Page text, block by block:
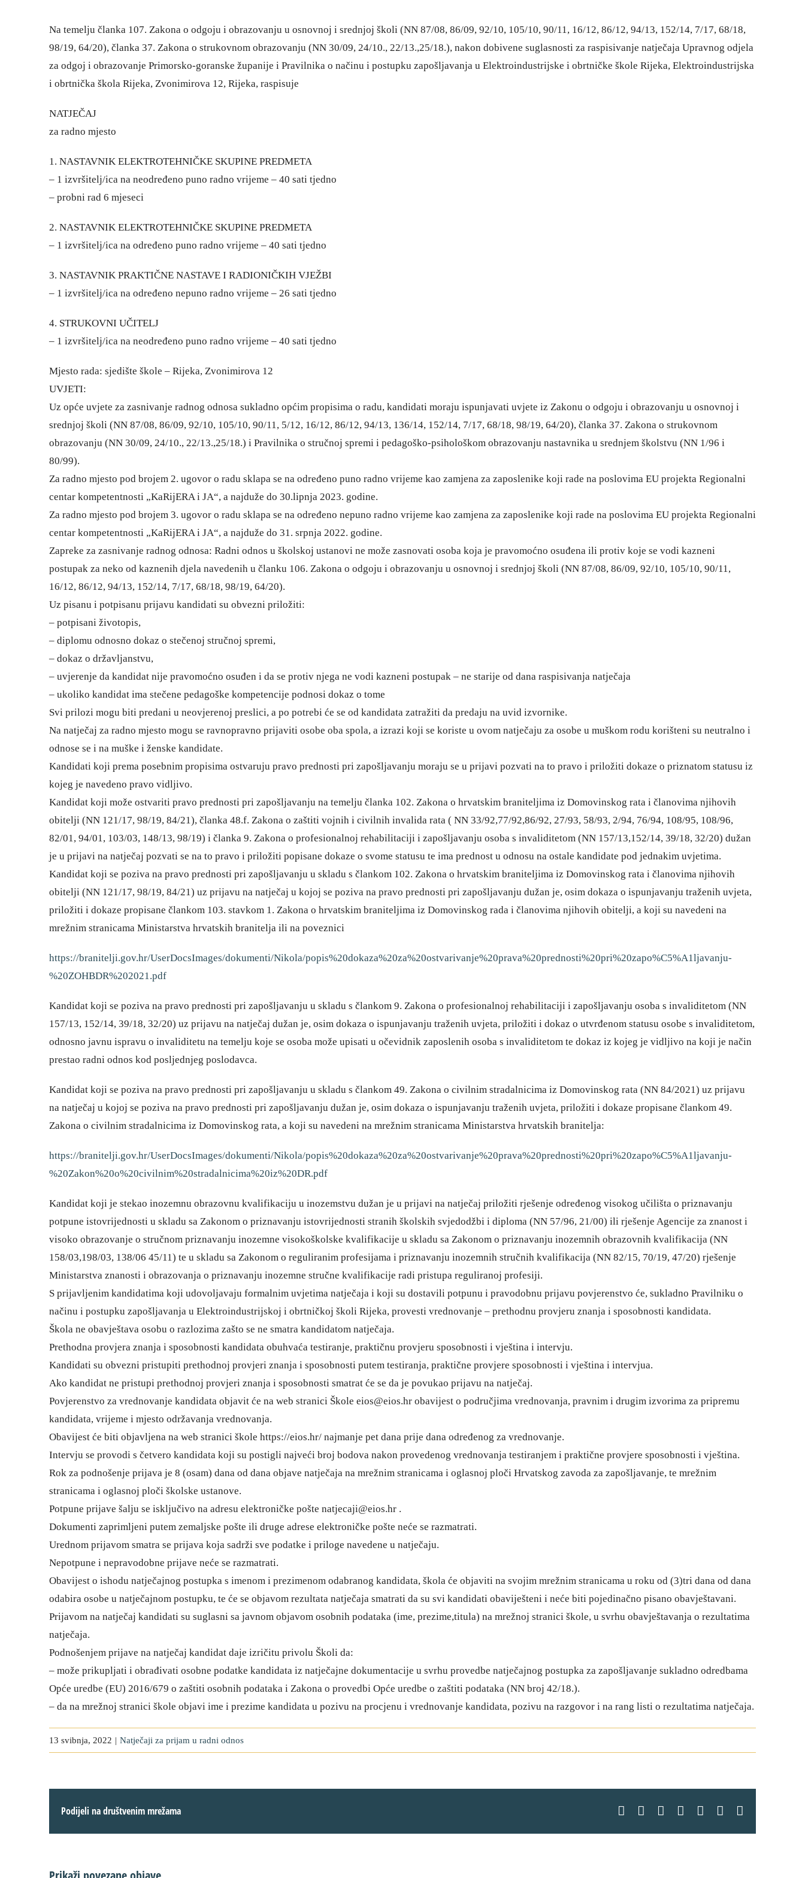
Na temelju članka 107. Zakona o odgoju i obrazovanju u osnovnoj i srednjoj školi (NN 87/08, 86/09, 92/10, 105/10, 90/11, 16/12, 86/12, 94/13, 152/14, 7/17, 68/18,
98/19, 64/20), članka 37. Zakona o strukovnom obrazovanju (NN 30/09, 24/10., 22/13.,25/18.), nakon dobivene suglasnosti za raspisivanje natječaja Upravnog odjela
za odgoj i obrazovanje Primorsko-goranske županije i Pravilnika o načinu i postupku zapošljavanja u Elektroindustrijske i obrtničke škole Rijeka, Elektroindustrijska
i obrtnička škola Rijeka, Zvonimirova 12, Rijeka, raspisuje
NATJEČAJ
za radno mjesto
1. NASTAVNIK ELEKTROTEHNIČKE SKUPINE PREDMETA
– 1 izvršitelj/ica na neodređeno puno radno vrijeme – 40 sati tjedno
– probni rad 6 mjeseci
2. NASTAVNIK ELEKTROTEHNIČKE SKUPINE PREDMETA
– 1 izvršitelj/ica na određeno puno radno vrijeme – 40 sati tjedno
3. NASTAVNIK PRAKTIČNE NASTAVE I RADIONIČKIH VJEŽBI
– 1 izvršitelj/ica na određeno nepuno radno vrijeme – 26 sati tjedno
4. STRUKOVNI UČITELJ
– 1 izvršitelj/ica na neodređeno puno radno vrijeme – 40 sati tjedno
Mjesto rada: sjedište škole – Rijeka, Zvonimirova 12
UVJETI:
Uz opće uvjete za zasnivanje radnog odnosa sukladno općim propisima o radu, kandidati moraju ispunjavati uvjete iz Zakonu o odgoju i obrazovanju u osnovnoj i
srednjoj školi (NN 87/08, 86/09, 92/10, 105/10, 90/11, 5/12, 16/12, 86/12, 94/13, 136/14, 152/14, 7/17, 68/18, 98/19, 64/20), članka 37. Zakona o strukovnom
obrazovanju (NN 30/09, 24/10., 22/13.,25/18.) i Pravilnika o stručnoj spremi i pedagoško-psihološkom obrazovanju nastavnika u srednjem školstvu (NN 1/96 i
80/99).
Za radno mjesto pod brojem 2. ugovor o radu sklapa se na određeno puno radno vrijeme kao zamjena za zaposlenike koji rade na poslovima EU projekta Regionalni
centar kompetentnosti „KaRijERA i JA“, a najduže do 30.lipnja 2023. godine.
Za radno mjesto pod brojem 3. ugovor o radu sklapa se na određeno nepuno radno vrijeme kao zamjena za zaposlenike koji rade na poslovima EU projekta Regionalni
centar kompetentnosti „KaRijERA i JA“, a najduže do 31. srpnja 2022. godine.
Zapreke za zasnivanje radnog odnosa: Radni odnos u školskoj ustanovi ne može zasnovati osoba koja je pravomoćno osuđena ili protiv koje se vodi kazneni
postupak za neko od kaznenih djela navedenih u članku 106. Zakona o odgoju i obrazovanju u osnovnoj i srednjoj školi (NN 87/08, 86/09, 92/10, 105/10, 90/11,
16/12, 86/12, 94/13, 152/14, 7/17, 68/18, 98/19, 64/20).
Uz pisanu i potpisanu prijavu kandidati su obvezni priložiti:
– potpisani životopis,
– diplomu odnosno dokaz o stečenoj stručnoj spremi,
– dokaz o državljanstvu,
– uvjerenje da kandidat nije pravomoćno osuđen i da se protiv njega ne vodi kazneni postupak – ne starije od dana raspisivanja natječaja
– ukoliko kandidat ima stečene pedagoške kompetencije podnosi dokaz o tome
Svi prilozi mogu biti predani u neovjerenoj preslici, a po potrebi će se od kandidata zatražiti da predaju na uvid izvornike.
Na natječaj za radno mjesto mogu se ravnopravno prijaviti osobe oba spola, a izrazi koji se koriste u ovom natječaju za osobe u muškom rodu korišteni su neutralno i
odnose se i na muške i ženske kandidate.
Kandidati koji prema posebnim propisima ostvaruju pravo prednosti pri zapošljavanju moraju se u prijavi pozvati na to pravo i priložiti dokaze o priznatom statusu iz
kojeg je navedeno pravo vidljivo.
Kandidat koji može ostvariti pravo prednosti pri zapošljavanju na temelju članka 102. Zakona o hrvatskim braniteljima iz Domovinskog rata i članovima njihovih
obitelji (NN 121/17, 98/19, 84/21), članka 48.f. Zakona o zaštiti vojnih i civilnih invalida rata ( NN 33/92,77/92,86/92, 27/93, 58/93, 2/94, 76/94, 108/95, 108/96,
82/01, 94/01, 103/03, 148/13, 98/19) i članka 9. Zakona o profesionalnoj rehabilitaciji i zapošljavanju osoba s invaliditetom (NN 157/13,152/14, 39/18, 32/20) dužan
je u prijavi na natječaj pozvati se na to pravo i priložiti popisane dokaze o svome statusu te ima prednost u odnosu na ostale kandidate pod jednakim uvjetima.
Kandidat koji se poziva na pravo prednosti pri zapošljavanju u skladu s člankom 102. Zakona o hrvatskim braniteljima iz Domovinskog rata i članovima njihovih
obitelji (NN 121/17, 98/19, 84/21) uz prijavu na natječaj u kojoj se poziva na pravo prednosti pri zapošljavanju dužan je, osim dokaza o ispunjavanju traženih uvjeta,
priložiti i dokaze propisane člankom 103. stavkom 1. Zakona o hrvatskim braniteljima iz Domovinskog rada i članovima njihovih obitelji, a koji su navedeni na
mrežnim stranicama Ministarstva hrvatskih branitelja ili na poveznici
https://branitelji.gov.hr/UserDocsImages/dokumenti/Nikola/popis%20dokaza%20za%20ostvarivanje%20prava%20prednosti%20pri%20zapo%C5%A1ljavanju-
%20ZOHBDR%202021.pdf
Kandidat koji se poziva na pravo prednosti pri zapošljavanju u skladu s člankom 9. Zakona o profesionalnoj rehabilitaciji i zapošljavanju osoba s invaliditetom (NN
157/13, 152/14, 39/18, 32/20) uz prijavu na natječaj dužan je, osim dokaza o ispunjavanju traženih uvjeta, priložiti i dokaz o utvrđenom statusu osobe s invaliditetom,
odnosno javnu ispravu o invaliditetu na temelju koje se osoba može upisati u očevidnik zaposlenih osoba s invaliditetom te dokaz iz kojeg je vidljivo na koji je način
prestao radni odnos kod posljednjeg poslodavca.
Kandidat koji se poziva na pravo prednosti pri zapošljavanju u skladu s člankom 49. Zakona o civilnim stradalnicima iz Domovinskog rata (NN 84/2021) uz prijavu
na natječaj u kojoj se poziva na pravo prednosti pri zapošljavanju dužan je, osim dokaza o ispunjavanju traženih uvjeta, priložiti i dokaze propisane člankom 49.
Zakona o civilnim stradalnicima iz Domovinskog rata, a koji su navedeni na mrežnim stranicama Ministarstva hrvatskih branitelja:
https://branitelji.gov.hr/UserDocsImages/dokumenti/Nikola/popis%20dokaza%20za%20ostvarivanje%20prava%20prednosti%20pri%20zapo%C5%A1ljavanju-
%20Zakon%20o%20civilnim%20stradalnicima%20iz%20DR.pdf
Kandidat koji je stekao inozemnu obrazovnu kvalifikaciju u inozemstvu dužan je u prijavi na natječaj priložiti rješenje određenog visokog učilišta o priznavanju
potpune istovrijednosti u skladu sa Zakonom o priznavanju istovrijednosti stranih školskih svjedodžbi i diploma (NN 57/96, 21/00) ili rješenje Agencije za znanost i
visoko obrazovanje o stručnom priznavanju inozemne visokoškolske kvalifikacije u skladu sa Zakonom o priznavanju inozemnih obrazovnih kvalifikacija (NN
158/03,198/03, 138/06 45/11) te u skladu sa Zakonom o reguliranim profesijama i priznavanju inozemnih stručnih kvalifikacija (NN 82/15, 70/19, 47/20) rješenje
Ministarstva znanosti i obrazovanja o priznavanju inozemne stručne kvalifikacije radi pristupa reguliranoj profesiji.
S prijavljenim kandidatima koji udovoljavaju formalnim uvjetima natječaja i koji su dostavili potpunu i pravodobnu prijavu povjerenstvo će, sukladno Pravilniku o
načinu i postupku zapošljavanja u Elektroindustrijskoj i obrtničkoj školi Rijeka, provesti vrednovanje – prethodnu provjeru znanja i sposobnosti kandidata.
Škola ne obavještava osobu o razlozima zašto se ne smatra kandidatom natječaja.
Prethodna provjera znanja i sposobnosti kandidata obuhvaća testiranje, praktičnu provjeru sposobnosti i vještina i intervju.
Kandidati su obvezni pristupiti prethodnoj provjeri znanja i sposobnosti putem testiranja, praktične provjere sposobnosti i vještina i intervjua.
Ako kandidat ne pristupi prethodnoj provjeri znanja i sposobnosti smatrat će se da je povukao prijavu na natječaj.
Povjerenstvo za vrednovanje kandidata objavit će na web stranici Škole eios@eios.hr obavijest o područjima vrednovanja, pravnim i drugim izvorima za pripremu
kandidata, vrijeme i mjesto održavanja vrednovanja.
Obavijest će biti objavljena na web stranici škole https://eios.hr/ najmanje pet dana prije dana određenog za vrednovanje.
Intervju se provodi s četvero kandidata koji su postigli najveći broj bodova nakon provedenog vrednovanja testiranjem i praktične provjere sposobnosti i vještina.
Rok za podnošenje prijava je 8 (osam) dana od dana objave natječaja na mrežnim stranicama i oglasnoj ploči Hrvatskog zavoda za zapošljavanje, te mrežnim
stranicama i oglasnoj ploči školske ustanove.
Potpune prijave šalju se isključivo na adresu elektroničke pošte natjecaji@eios.hr .
Dokumenti zaprimljeni putem zemaljske pošte ili druge adrese elektroničke pošte neće se razmatrati.
Urednom prijavom smatra se prijava koja sadrži sve podatke i priloge navedene u natječaju.
Nepotpune i nepravodobne prijave neće se razmatrati.
Obavijest o ishodu natječajnog postupka s imenom i prezimenom odabranog kandidata, škola će objaviti na svojim mrežnim stranicama u roku od (3)tri dana od dana
odabira osobe u natječajnom postupku, te će se objavom rezultata natječaja smatrati da su svi kandidati obaviješteni i neće biti pojedinačno pisano obavještavani.
Prijavom na natječaj kandidati su suglasni sa javnom objavom osobnih podataka (ime, prezime,titula) na mrežnoj stranici škole, u svrhu obavještavanja o rezultatima
natječaja.
Podnošenjem prijave na natječaj kandidat daje izričitu privolu Školi da:
– može prikupljati i obrađivati osobne podatke kandidata iz natječajne dokumentacije u svrhu provedbe natječajnog postupka za zapošljavanje sukladno odredbama
Opće uredbe (EU) 2016/679 o zaštiti osobnih podataka i Zakona o provedbi Opće uredbe o zaštiti podataka (NN broj 42/18.).
– da na mrežnoj stranici škole objavi ime i prezime kandidata u pozivu na procjenu i vrednovanje kandidata, pozivu na razgovor i na rang listi o rezultatima natječaja.
13 svibnja, 2022 | Natječaji za prijam u radni odnos
Podijeli na društvenim mrežama Facebook LinkedInWhatsApp
TumblrPinterest